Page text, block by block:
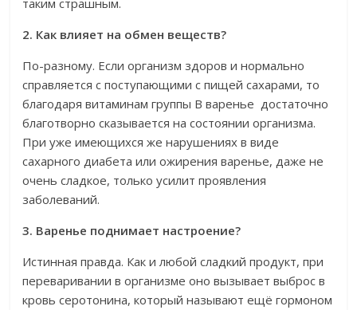
таким страшным.
2. Как влияет на обмен веществ?
По-разному. Если организм здоров и нормально
справляется с поступающими с пищей сахарами, то
благодаря витаминам группы В варенье достаточно
благотворно сказывается на состоянии организма.
При уже имеющихся же нарушениях в виде
сахарного диабета или ожирения варенье, даже не
очень сладкое, только усилит проявления
заболеваний.
3. Варенье поднимает настроение?
Истинная правда. Как и любой сладкий продукт, при
переваривании в организме оно вызывает выброс в
кровь серотонина, который называют ещё гормоном